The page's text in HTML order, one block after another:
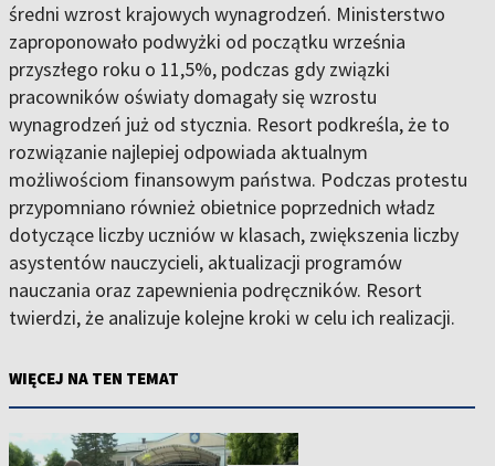
średni wzrost krajowych wynagrodzeń. Ministerstwo
zaproponowało podwyżki od początku września
przyszłego roku o 11,5%, podczas gdy związki
pracowników oświaty domagały się wzrostu
wynagrodzeń już od stycznia. Resort podkreśla, że to
rozwiązanie najlepiej odpowiada aktualnym
możliwościom finansowym państwa. Podczas protestu
przypomniano również obietnice poprzednich władz
dotyczące liczby uczniów w klasach, zwiększenia liczby
asystentów nauczycieli, aktualizacji programów
nauczania oraz zapewnienia podręczników. Resort
twierdzi, że analizuje kolejne kroki w celu ich realizacji.
WIĘCEJ NA TEN TEMAT